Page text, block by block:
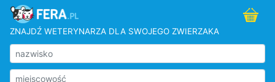
ZNAJDŹ WETERYNARZA DLA SWOJEGO ZWIERZAKA